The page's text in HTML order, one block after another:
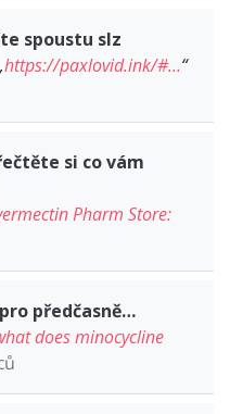
spoustu slz
https://paxlovid.ink/#…“
si co vám
Pharm Store:
předčasně…
does minocycline